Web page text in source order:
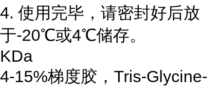
4. 使用完毕，请密封好后放
于-20℃或4℃储存。
KDa
4-15%梯度胶，Tris-Glycine-